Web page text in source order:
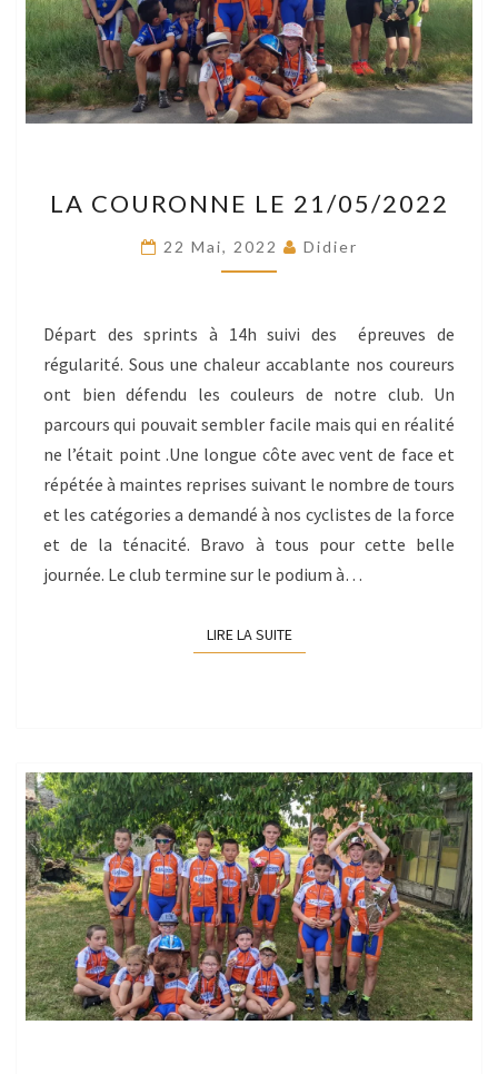
COURONNE
LE
21/05/2022
LA COURONNE LE 21/05/2022
22 Mai, 2022 Didier
Départ des sprints à 14h suivi des épreuves de
régularité. Sous une chaleur accablante nos coureurs
ont bien défendu les couleurs de notre club. Un
parcours qui pouvait sembler facile mais qui en réalité
ne l’était point .Une longue côte avec vent de face et
répétée à maintes reprises suivant le nombre de tours
et les catégories a demandé à nos cyclistes de la force
et de la ténacité. Bravo à tous pour cette belle
journée. Le club termine sur le podium à…
LIRE LA SUITELIRE LA SUITE